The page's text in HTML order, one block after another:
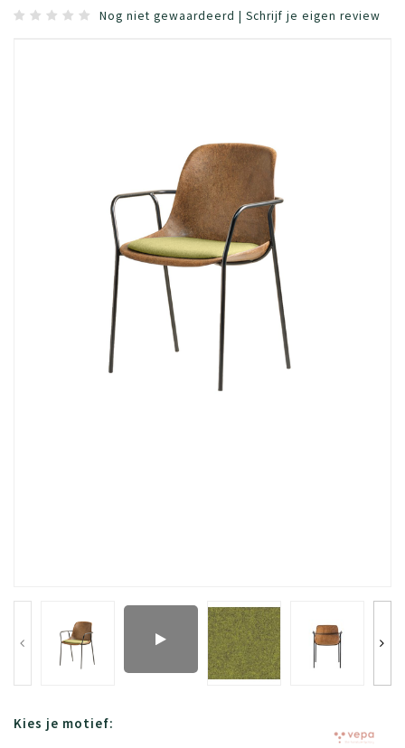
Nog niet gewaardeerd | Schrijf je eigen review
Kies je motief: